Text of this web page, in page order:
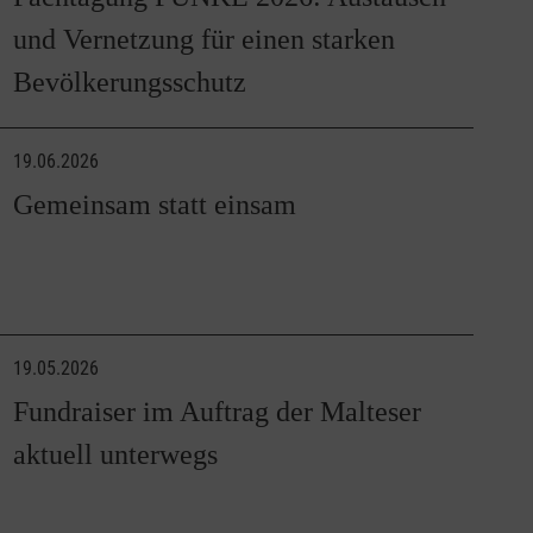
und Vernetzung für einen starken
Bevölkerungsschutz
19.06.2026
Gemeinsam statt einsam
19.05.2026
Fundraiser im Auftrag der Malteser
aktuell unterwegs